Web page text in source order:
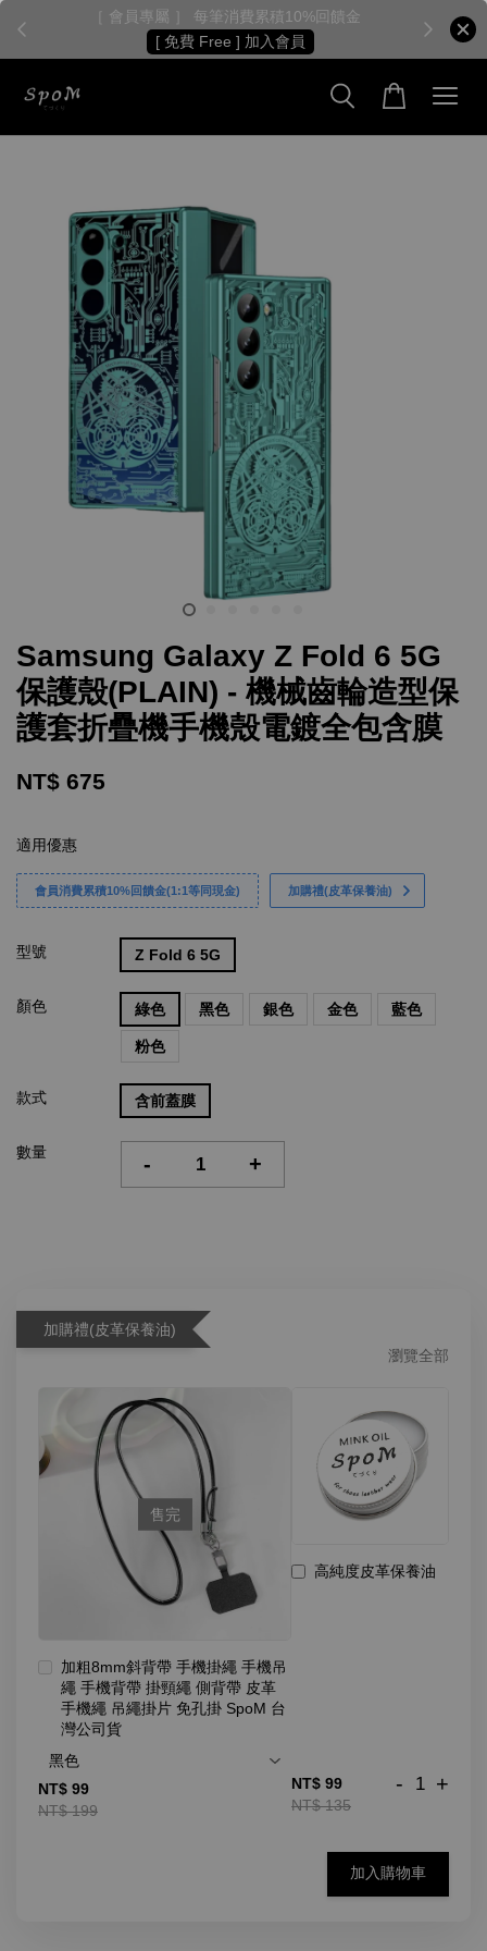
［ 會員首購 ］ 第一筆訂單折30元
全館滿 $590元 免運
Samsung Galaxy Z Fold 6 5G
保護殼(PLAIN) - 機械齒輪造型保
護套折疊機手機殼電鍍全包含膜
NT$ 675
適用優惠
會員消費累積10%回饋金(1:1等同現金) 加購禮(皮革保養油)
型號 Z Fold 6 5G
顏色 綠色 黑色 銀色 金色 藍色
粉色
款式 含前蓋膜
數量 - +
加購禮(皮革保養油)
瀏覽全部
售完
加粗8mm斜背帶 手機掛繩 手機吊
繩 手機背帶 掛頸繩 側背帶 皮革
手機繩 吊繩掛片 免孔掛 SpoM 台
灣公司貨
NT$ 99
NT$ 199
高純度皮革保養油
NT$ 99
NT$ 135
- +
加入購物車